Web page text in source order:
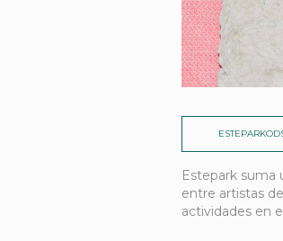
Estepark suma
entre artistas
actividades en